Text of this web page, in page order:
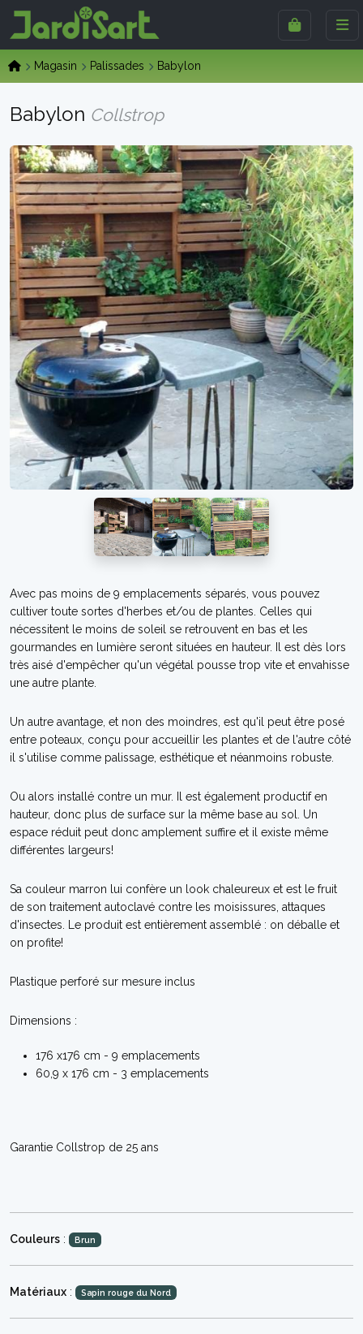
Magasin Palissades Babylon
Babylon Collstrop
Avec pas moins de 9 emplacements séparés, vous pouvez
cultiver toute sortes d'herbes et/ou de plantes. Celles qui
nécessitent le moins de soleil se retrouvent en bas et les
gourmandes en lumière seront situées en hauteur. Il est dès lors
très aisé d'empêcher qu'un végétal pousse trop vite et envahisse
une autre plante.
Un autre avantage, et non des moindres, est qu'il peut être posé
entre poteaux, conçu pour accueillir les plantes et de l'autre côté
il s'utilise comme palissage, esthétique et néanmoins robuste.
Ou alors installé contre un mur. Il est également productif en
hauteur, donc plus de surface sur la même base au sol. Un
espace réduit peut donc amplement suffire et il existe même
différentes largeurs!
Sa couleur marron lui confère un look chaleureux et est le fruit
de son traitement autoclavé contre les moisissures, attaques
d'insectes. Le produit est entièrement assemblé : on déballe et
on profite!
Plastique perforé sur mesure inclus
Dimensions :
176 x176 cm - 9 emplacements
60,9 x 176 cm - 3 emplacements
Garantie Collstrop de 25 ans
Couleurs : Brun
Matériaux : Sapin rouge du Nord